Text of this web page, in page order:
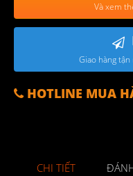
Và xem
Giao hàng
HOTLINE MUA
CHI TIẾT